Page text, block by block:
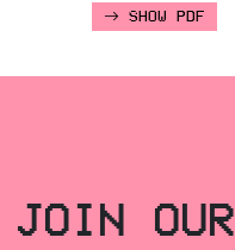
SHOW PDF
JOIN OUR